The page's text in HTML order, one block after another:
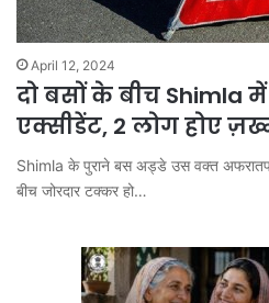
April 12, 2024
दो बसों के बीच
एक्सीडेंट, 2 लोग होए
Shimla के पुराने बस अड्डे उस वक्त
बीच जोरदार टक्कर हो…